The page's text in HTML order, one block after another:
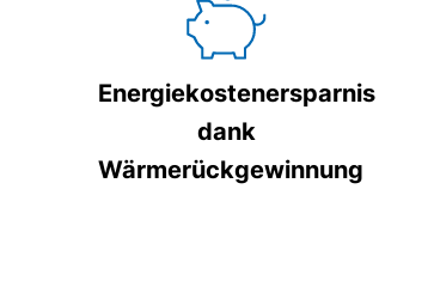
Energiekostenersparnis
dank
Wärmerückgewinnung